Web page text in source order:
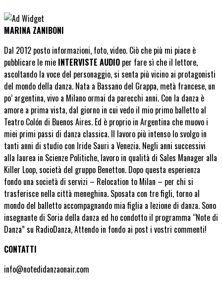
MARINA ZANIBONI
Dal 2012 posto informazioni, foto, video. Ciò che più mi piace è
pubblicare le mie INTERVISTE AUDIO per fare sì che il lettore,
ascoltando la voce del personaggio, si senta più vicino ai protagonisti
del mondo della danza. Nata a Bassano del Grappa, metà francese, un
po’ argentina, vivo a Milano ormai da parecchi anni. Con la danza è
amore a prima vista, dal giorno in cui vedo il mio primo balletto al
Teatro Colón di Buenos Aires. Ed è proprio in Argentina che muovo i
miei primi passi di danza classica. Il lavoro più intenso lo svolgo in
tanti anni di studio con Iride Sauri a Venezia. Negli anni successivi
alla laurea in Scienze Politiche, lavoro in qualità di Sales Manager alla
Killer Loop, società del gruppo Benetton. Dopo questa esperienza
fondo una società di servizi – Relocation to Milan – per chi si
trasferisce nella città meneghina. Sposata con tre figli, torno al
mondo del balletto accompagnando mia figlia a lezione di danza. Sono
insegnante di Soria della danza ed ho condotto il programma “Note di
Danza” su RadioDanza, Attendo in fondo ai post i vostri commenti!
CONTATTI
info@notedidanzaonair.com